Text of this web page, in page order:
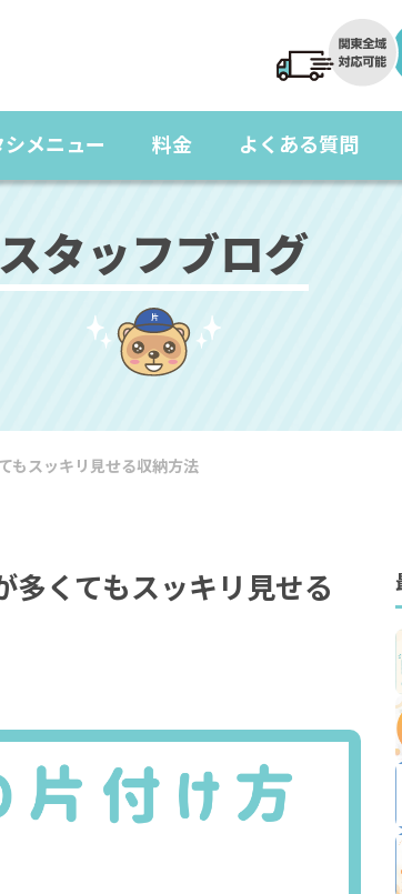
メニュー 料金 よくある質問
スタッフブログ
もスッキリ見せる収納方法
多くてもスッキリ見せる